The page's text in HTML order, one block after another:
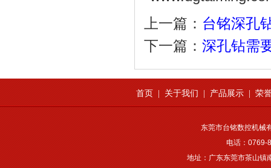
上一篇： 台铭深孔
下一篇： 深孔钻需
首页 关于我们 产品展示| 荣
东莞市台铭数控机械
电话：0769-
地址：广东东莞市茶山镇